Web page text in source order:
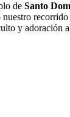
de Santo
nuestro
y adoración